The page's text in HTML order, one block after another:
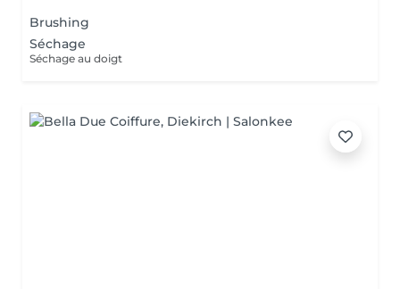
Brushing
Séchage
Séchage au doigt